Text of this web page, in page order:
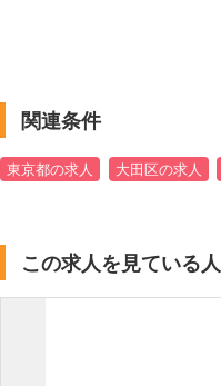
関連条件
東京都の求人 大田区の求人
この求人を見ている